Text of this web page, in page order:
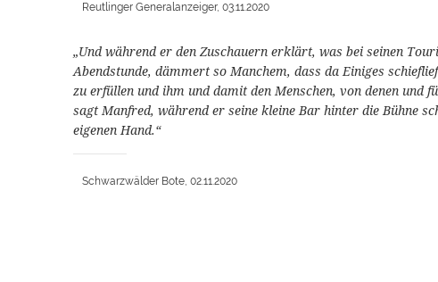
Reutlinger Generalanzeiger, 03.11.2020
„Und während er den Zuschauern erklärt, was bei seinen
Abendstunde, dämmert so Manchem, dass da Einiges
zu erfüllen und ihm und damit den Menschen, von denen und
sagt Manfred, während er seine kleine Bar hinter die Bühne
eigenen Hand.“
Schwarzwälder Bote, 02.11.2020